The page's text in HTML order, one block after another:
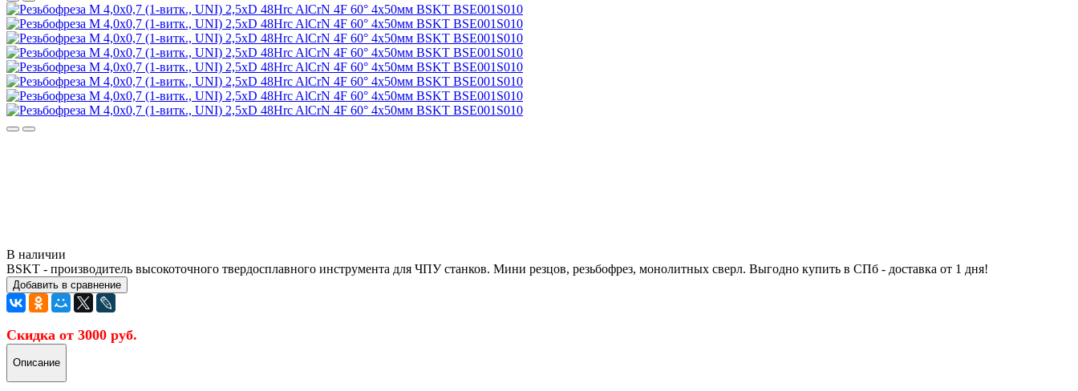
В наличии
BSKT - производитель высокоточного твердосплавного инструмента для ЧПУ станков. Мини резцов, резьбофрез, монолитных сверл. Выгодно купить в СПб - доставка от 1 дня!
Добавить в сравнение
Скидка от 3000 руб.
Описание